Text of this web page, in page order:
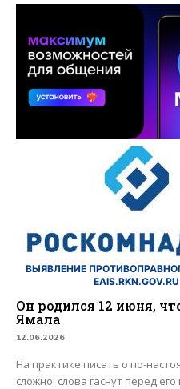
ВЫЯВЛЕНИЕ
EAIS.RKN.GOV.RU
Он родился 12 июня,
Ямала
12.06.2026
На практике писать о по-
сложно: слова гаснут перед